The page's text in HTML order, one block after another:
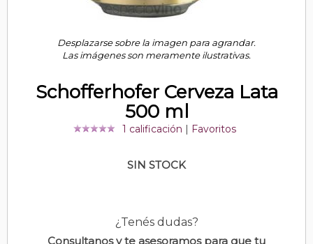
Desplazarse sobre la imagen para agrandar.
Las imágenes son meramente ilustrativas.
Schofferhofer Cerveza Lata
500 ml
1 calificación Favoritos
SIN STOCK
¿Tenés dudas?
Consultanos y te asesoramos para que tu